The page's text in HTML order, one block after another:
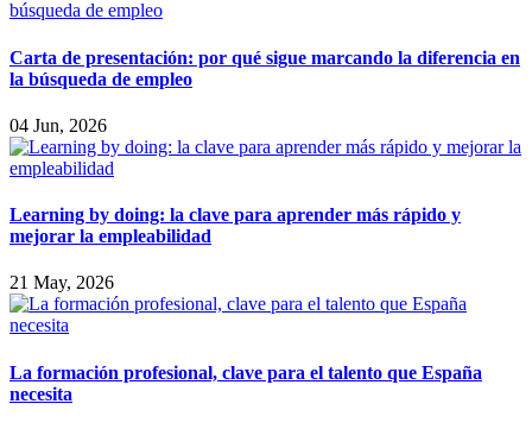
Carta de presentación: por qué sigue marcando la diferencia en
la búsqueda de empleo
04 Jun, 2026
Learning by doing: la clave para aprender más rápido y
mejorar la empleabilidad
21 May, 2026
La formación profesional, clave para el talento que España
necesita